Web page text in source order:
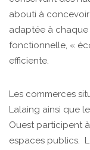
abouti à
adaptée à
fonctionnelle, «
efficiente.
Les commerces
Lalaing ainsi que
Ouest participent
espaces publics.